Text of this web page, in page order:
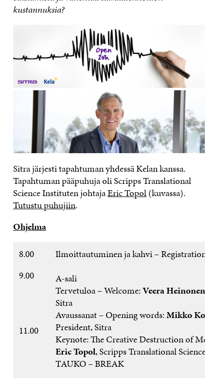
kustannuksia?
Sitra järjesti tapahtuman yhdessä Kelan kanssa.
Tapahtuman pääpuhuja oli Scripps Translational
Science Instituten johtajaEric Topol(kuvassa).
Tutustu puhujiin.
Ohjelma
8.00
9.00
11.00
Ilmoittautuminen ja kahvi – Registration
A-sali
Tervetuloa – Welcome:Veera Heinonen
Sitra
Avaussanat – Opening words:Mikko
President, Sitra
Keynote: The Creative Destruction of
Eric Topol, Scripps Translational Science
TAUKO – BREAK